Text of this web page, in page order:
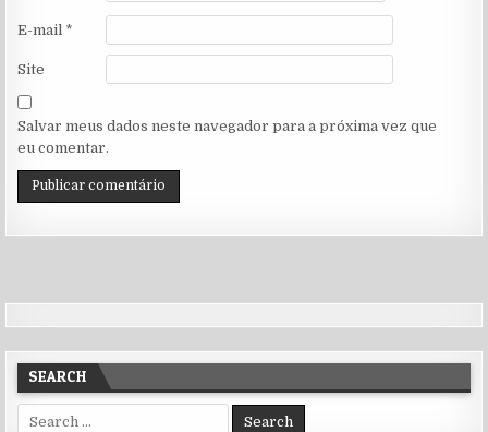
E-mail *
Site
Salvar meus dados neste navegador para a próxima vez que
eu comentar.
SEARCH
Search for: